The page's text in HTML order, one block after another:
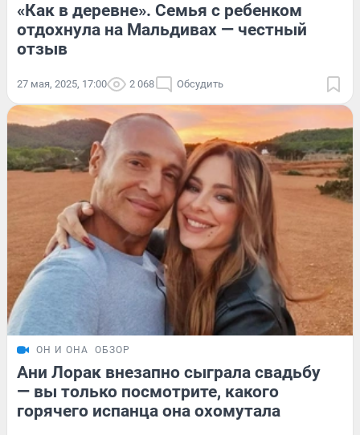
«Как в деревне». Семья с ребенком
отдохнула на Мальдивах — честный
отзыв
27 мая, 2025, 17:00 2 068 Обсудить
ОН И ОНА ОБЗОР
Ани Лорак внезапно сыграла свадьбу
— вы только посмотрите, какого
горячего испанца она охомутала